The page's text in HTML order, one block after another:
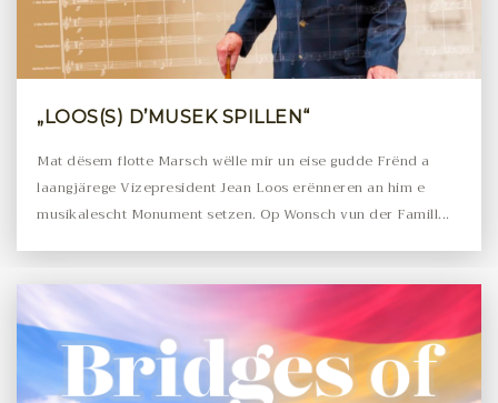
„LOOS(S) D’MUSEK SPILLEN“
Mat dësem flotte Marsch wëlle mir un eise gudde Frënd a
laangjärege Vizepresident Jean Loos erënneren an him e
musikalescht Monument setzen. Op Wonsch vun der Famill...